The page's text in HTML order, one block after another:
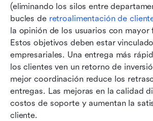
(eliminando los silos entre
bucles de retroalimentación de
la opinión de los usuarios con mayor
Estos objetivos deben estar
empresariales. Una entrega más
los clientes ven un retorno de
mejor coordinación reduce los
entregas. Las mejoras en la calidad
costos de soporte y aumentan la
cliente.